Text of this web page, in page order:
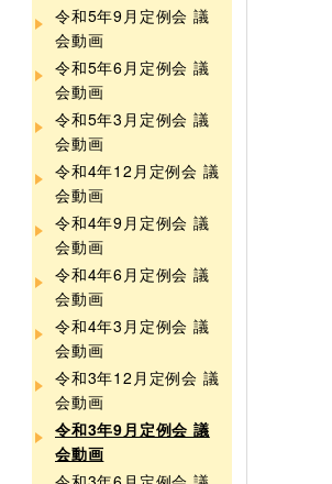
令和5年9月定例会 議
会動画
令和5年6月定例会 議
会動画
令和5年3月定例会 議
会動画
令和4年12月定例会 議
会動画
令和4年9月定例会 議
会動画
令和4年6月定例会 議
会動画
令和4年3月定例会 議
会動画
令和3年12月定例会 議
会動画
令和3年9月定例会 議
会動画